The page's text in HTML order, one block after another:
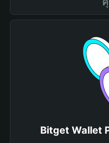
Bitget Wallet